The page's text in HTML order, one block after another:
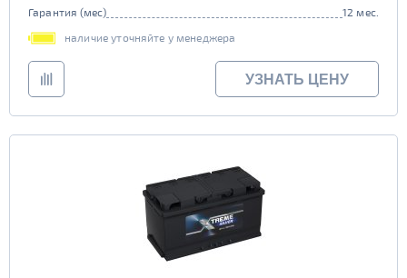
Гарантия (мес)
12 мес.
наличие уточняйте у менеджера
УЗНАТЬ ЦЕНУ